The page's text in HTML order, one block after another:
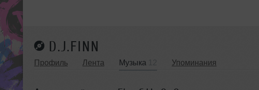
D.J.FINN
Профиль Лента Музыка Упоминания